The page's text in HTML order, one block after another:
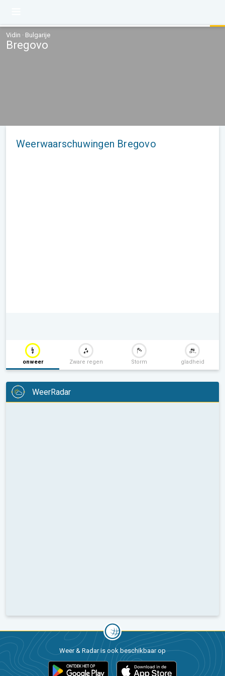
Vidin · Bulgarije
Bregovo
Weerwaarschuwingen Bregovo
onweer Zware regen Storm gladheid
WeerRadar
Weer & Radar is ook beschikbaar op